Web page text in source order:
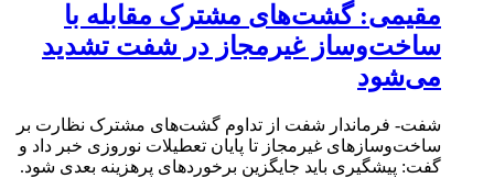
مقیمی: گشت‌های مشترک مقابله با
ساخت‌وساز غیرمجاز در شفت تشدید
می‌شود
شفت- فرماندار شفت از تداوم گشت‌های مشترک نظارت بر
ساخت‌وسازهای غیرمجاز تا پایان تعطیلات نوروزی خبر داد و
گفت: پیشگیری باید جایگزین برخوردهای پرهزینه بعدی شود.